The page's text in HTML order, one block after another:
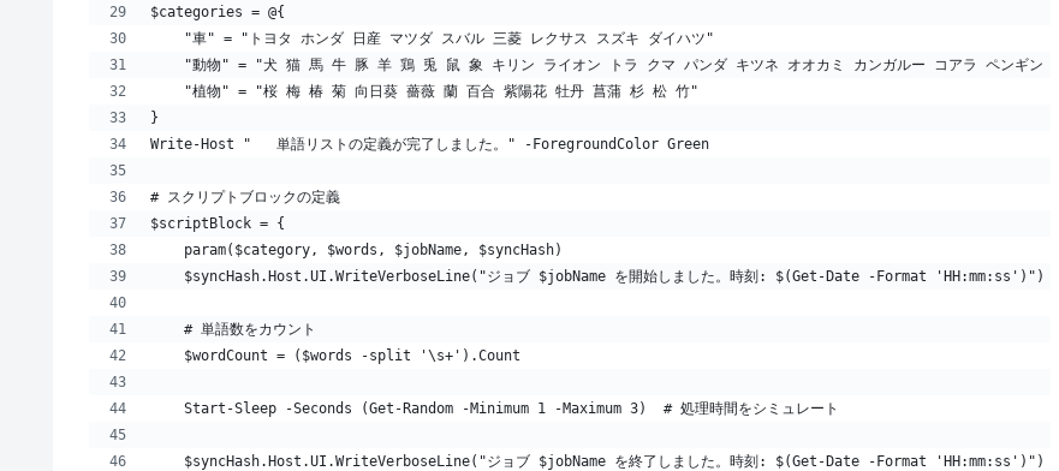
$categories = @{
    "車" = "トヨタ ホンダ 日産 マツダ スバル 三菱 レクサス スズキ ダイハツ"
"動物" = "犬 猫 馬 牛 豚 羊 鶏 兎 鼠 象 キリン ライオン トラ クマ パンダ キツネ オオカミ カンガルー コアラ ペンギン
    "植物" = "桜 梅 椿 菊 向日葵 薔薇 蘭 百合 紫陽花 牡丹 菖蒲 杉 松 竹"
}
Write-Host "   単語リストの定義が完了しました。" -ForegroundColor Green
# スクリプトブロックの定義
$scriptBlock = {
    param($category, $words, $jobName, $syncHash)
    $syncHash.Host.UI.WriteVerboseLine("ジョブ $jobName を開始しました。時刻: $(Get-Date -Format 'HH:mm:ss')")
    # 単語数をカウント
    $wordCount = ($words -split '\s+').Count
    Start-Sleep -Seconds (Get-Random -Minimum 1 -Maximum 3)  # 処理時間をシミュレート
    $syncHash.Host.UI.WriteVerboseLine("ジョブ $jobName を終了しました。時刻: $(Get-Date -Format 'HH:mm:ss')")